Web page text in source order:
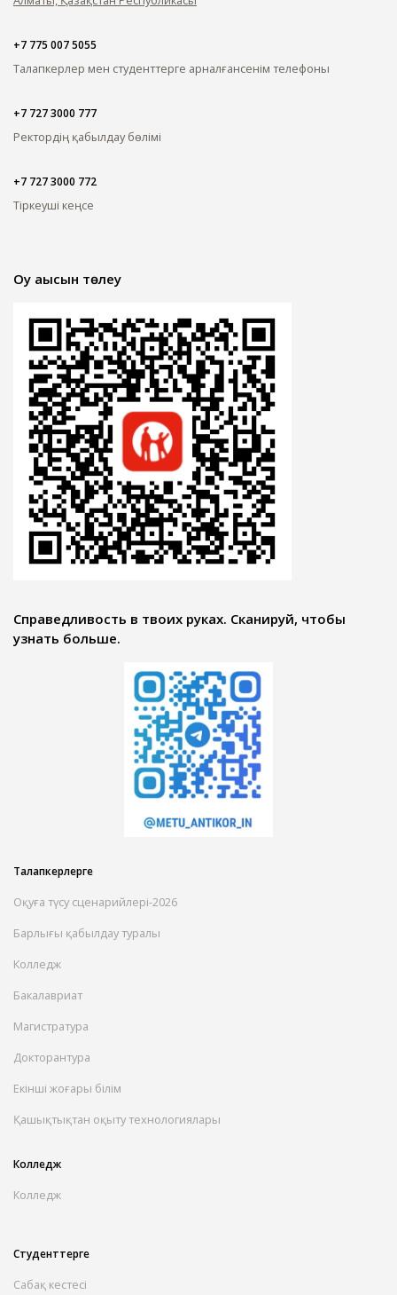
+7 775 007 5055
Талапкерлер мен студенттерге арналғансенім телефоны
+7 727 3000 777
Ректордің қабылдау бөлімі
+7 727 3000 772
Тіркеуші кеңсе
Оқу ақысын төлеу
Справедливость в твоих руках. Сканируй, чтобы
узнать больше.
Талапкерлерге
Оқуға түсу сценарийлері-2026
Барлығы қабылдау туралы
Колледж
Бакалавриат
Магистратура
Докторантура
Екінші жоғары білім
Қашықтықтан оқыту технологиялары
Колледж
Колледж
Студенттерге
Сабақ кестесі